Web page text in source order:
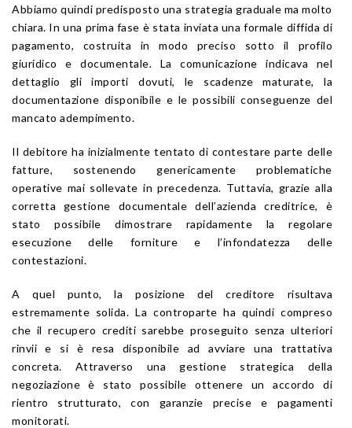
Abbiamo quindi predisposto una strategia graduale ma molto
chiara. In una prima fase è stata inviata una formale diffida di
pagamento, costruita in modo preciso sotto il profilo
giuridico e documentale. La comunicazione indicava nel
dettaglio gli importi dovuti, le scadenze maturate, la
documentazione disponibile e le possibili conseguenze del
mancato adempimento.
Il debitore ha inizialmente tentato di contestare parte delle
fatture, sostenendo genericamente problematiche
operative mai sollevate in precedenza. Tuttavia, grazie alla
corretta gestione documentale dell’azienda creditrice, è
stato possibile dimostrare rapidamente la regolare
esecuzione delle forniture e l’infondatezza delle
contestazioni.
A quel punto, la posizione del creditore risultava
estremamente solida. La controparte ha quindi compreso
che il recupero crediti sarebbe proseguito senza ulteriori
rinvii e si è resa disponibile ad avviare una trattativa
concreta. Attraverso una gestione strategica della
negoziazione è stato possibile ottenere un accordo di
rientro strutturato, con garanzie precise e pagamenti
monitorati.